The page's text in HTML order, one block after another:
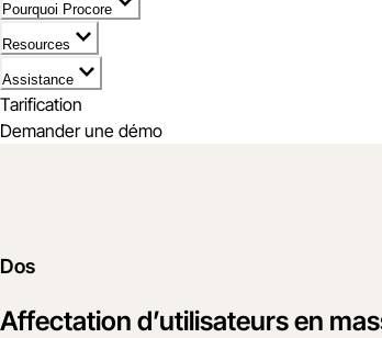
Pourquoi Procore
Resources
Assistance
Tarification
Demander une démo
Dos
Affectation d’utilisateurs en